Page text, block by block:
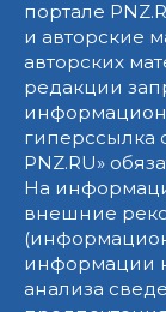
портале
и авторские
авторских
редакции
гиперссылка
PNZ.RU»
На
внешние
информации
анализа